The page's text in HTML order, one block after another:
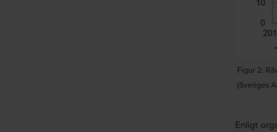
Figur 2:
(Sveriges
Enligt